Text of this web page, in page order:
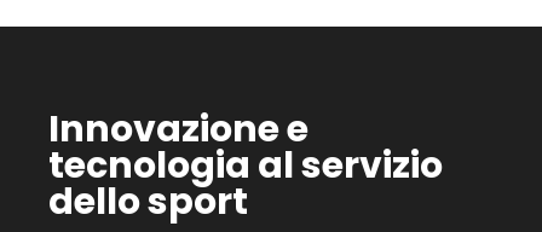
Innovazione e
tecnologia al servizio
dello sport